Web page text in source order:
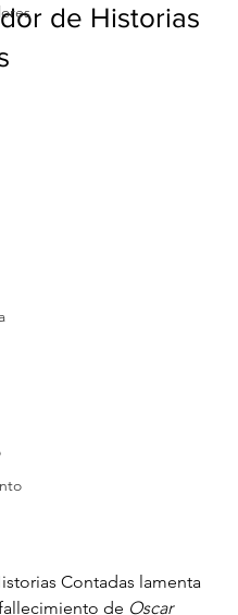
de Historias
Contadas lamenta
de Oscar